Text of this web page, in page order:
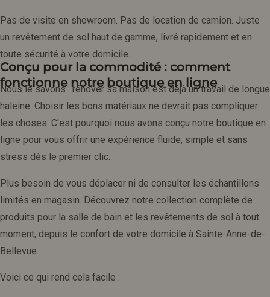
Pas de visite en showroom. Pas de location de camion. Juste
un revêtement de sol haut de gamme, livré rapidement et en
toute sécurité à votre domicile.
Conçu pour la commodité : comment
fonctionne notre boutique en ligne
Nous le savons : rénover sa maison est déjà un travail de longue
haleine. Choisir les bons matériaux ne devrait pas compliquer
les choses. C'est pourquoi nous avons conçu notre boutique en
ligne pour vous offrir une expérience fluide, simple et sans
stress dès le premier clic.
Plus besoin de vous déplacer ni de consulter les échantillons
limités en magasin. Découvrez notre collection complète de
produits pour la salle de bain et les revêtements de sol à tout
moment, depuis le confort de votre domicile à Sainte-Anne-de-
Bellevue.
Voici ce qui rend cela facile :